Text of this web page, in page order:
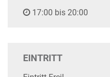
17:00 bis 20:00
EINTRITT